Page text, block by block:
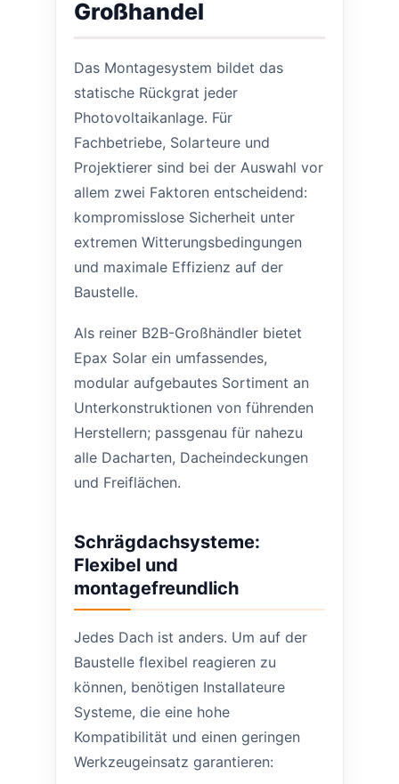
Großhandel
Das Montagesystem bildet das
statische Rückgrat jeder
Photovoltaikanlage. Für
Fachbetriebe, Solarteure und
Projektierer sind bei der Auswahl vor
allem zwei Faktoren entscheidend:
kompromisslose Sicherheit unter
extremen Witterungsbedingungen
und maximale Effizienz auf der
Baustelle.
Als reiner B2B-Großhändler bietet
Epax Solar ein umfassendes,
modular aufgebautes Sortiment an
Unterkonstruktionen von führenden
Herstellern; passgenau für nahezu
alle Dacharten, Dacheindeckungen
und Freiflächen.
Schrägdachsysteme:
Flexibel und
montagefreundlich
Jedes Dach ist anders. Um auf der
Baustelle flexibel reagieren zu
können, benötigen Installateure
Systeme, die eine hohe
Kompatibilität und einen geringen
Werkzeugeinsatz garantieren: